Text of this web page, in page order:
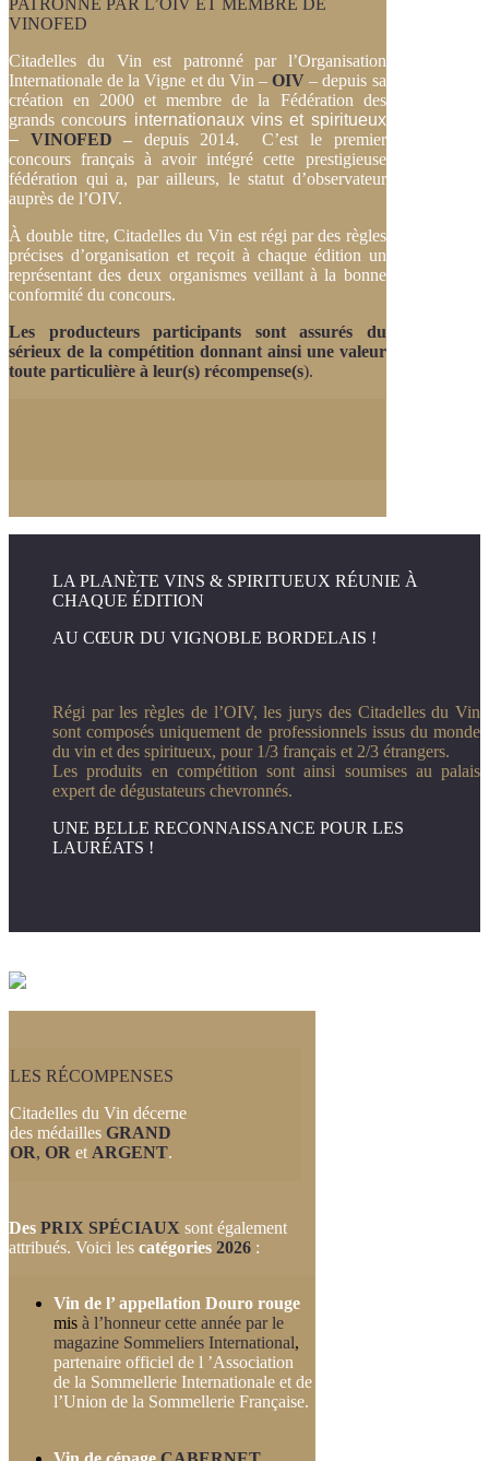
PATRONNÉ PAR L’OIV ET MEMBRE DE
VINOFED
Citadelles du Vin est patronné par l’Organisation
Internationale de la Vigne et du Vin –OIV–depuis sa
création en 2000 et membre de la Fédération des
grands concours internationaux vins et spiritueux
– VINOFED– depuis 2014. C’est le premier
concours français à avoir intégré cette prestigieuse
fédération qui a, par ailleurs, le statut d’observateur
auprès de l’OIV.
À double titre, Citadelles du Vin est régi par des règles
précises d’organisation et reçoit à chaque édition un
représentant des deux organismes veillant à la bonne
conformité du concours.
Les producteurs participants sont assurés du
sérieux de la compétition donnant ainsi une valeur
toute particulière à leur(s) récompense(s).
LA PLANÈTE VINS & SPIRITUEUX RÉUNIE À
CHAQUE ÉDITION
AU CŒUR DU VIGNOBLE BORDELAIS !
Régi par les règles de l’OIV, les jurys des Citadelles du Vin
sont composés uniquement de professionnels issus du monde
du vin et des spiritueux, pour 1/3 français et 2/3 étrangers.
Les produits en compétition sont ainsi soumises au palais
expert de dégustateurs chevronnés.
UNE BELLE RECONNAISSANCE POUR LES
LAURÉATS !
LES RÉCOMPENSES
Citadelles du Vin décerne
des médailles GRAND
OR, OR et ARGENT.
Des PRIX SPÉCIAUX sont également
attribués. Voici les catégories 2026 :
Vin de l’ appellation Douro rouge
mis à l’honneur cette année par le
magazine Sommeliers International,
partenaire officiel de l ’Association
de la Sommellerie Internationale et de
l’Union de la Sommellerie Française.